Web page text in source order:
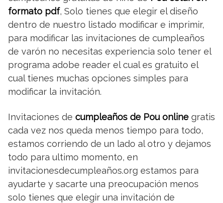
formato pdf, Solo tienes que elegir el diseño
dentro de nuestro listado modificar e imprimir,
para modificar las invitaciones de cumpleaños
de varón no necesitas experiencia solo tener el
programa adobe reader el cual es gratuito el
cual tienes muchas opciones simples para
modificar la invitación.
Invitaciones de cumpleaños de Pou online gratis
cada vez nos queda menos tiempo para todo,
estamos corriendo de un lado al otro y dejamos
todo para ultimo momento, en
invitacionesdecumpleaños.org estamos para
ayudarte y sacarte una preocupación menos
solo tienes que elegir una invitación de